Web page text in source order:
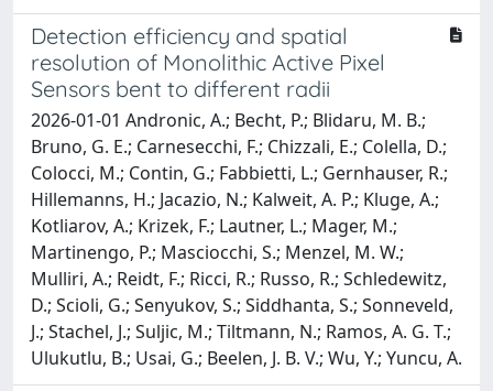
Detection efficiency and spatial
resolution of Monolithic Active Pixel
Sensors bent to different radii
2026-01-01 Andronic, A.; Becht, P.; Blidaru, M. B.;
Bruno, G. E.; Carnesecchi, F.; Chizzali, E.; Colella, D.;
Colocci, M.; Contin, G.; Fabbietti, L.; Gernhauser, R.;
Hillemanns, H.; Jacazio, N.; Kalweit, A. P.; Kluge, A.;
Kotliarov, A.; Krizek, F.; Lautner, L.; Mager, M.;
Martinengo, P.; Masciocchi, S.; Menzel, M. W.;
Mulliri, A.; Reidt, F.; Ricci, R.; Russo, R.; Schledewitz,
D.; Scioli, G.; Senyukov, S.; Siddhanta, S.; Sonneveld,
J.; Stachel, J.; Suljic, M.; Tiltmann, N.; Ramos, A. G. T.;
Ulukutlu, B.; Usai, G.; Beelen, J. B. V.; Wu, Y.; Yuncu, A.